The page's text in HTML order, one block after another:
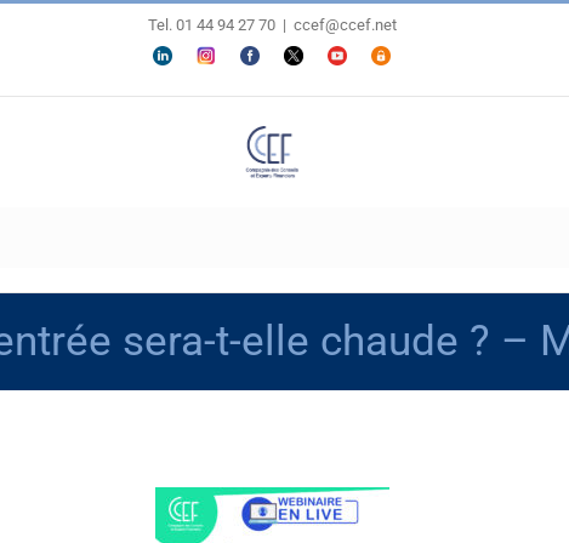
Tel. 01 44 94 27 70 | ccef@ccef.net
LINKEDINPersonnaliser
FACEBOOK
X YOUTUBE
ESPACE
sera-t-elle chaude ? –